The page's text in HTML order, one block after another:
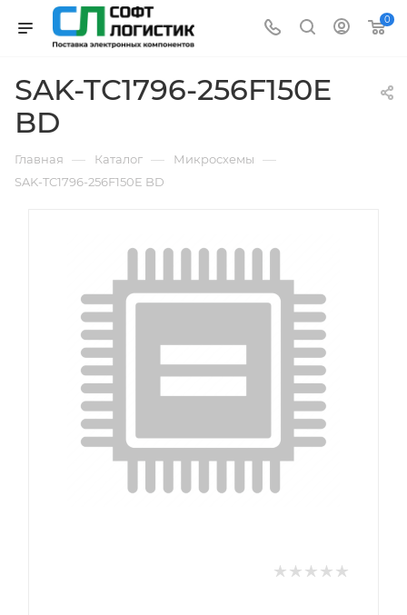
0
SAK-TC1796-256F150E
BD
Главная — Каталог — Микросхемы —
SAK-TC1796-256F150E BD